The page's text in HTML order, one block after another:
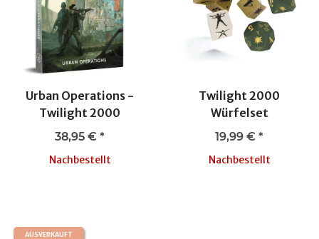
Urban Operations -
Twilight 2000
38,95 € *
Nachbestellt
Twilight 2000
Würfelset
19,99 € *
Nachbestellt
AUSVERKAUFT